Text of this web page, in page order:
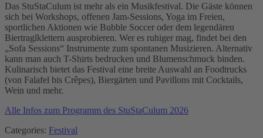
Das StuStaCulum ist mehr als ein Musikfestival. Die Gäste können
sich bei Workshops, offenen Jam-Sessions, Yoga im Freien,
sportlichen Aktionen wie Bubble Soccer oder dem legendären
Biertraglklettern ausprobieren. Wer es ruhiger mag, findet bei den
„Sofa Sessions“ Instrumente zum spontanen Musizieren. Alternativ
kann man auch T-Shirts bedrucken und Blumenschmuck binden.
Kulinarisch bietet das Festival eine breite Auswahl an Foodtrucks
(von Falafel bis Crêpes), Biergärten und Pavillons mit Cocktails,
Wein und mehr.
Alle Infos zum Programm des StuStaCulum 2026
Categories: Festival